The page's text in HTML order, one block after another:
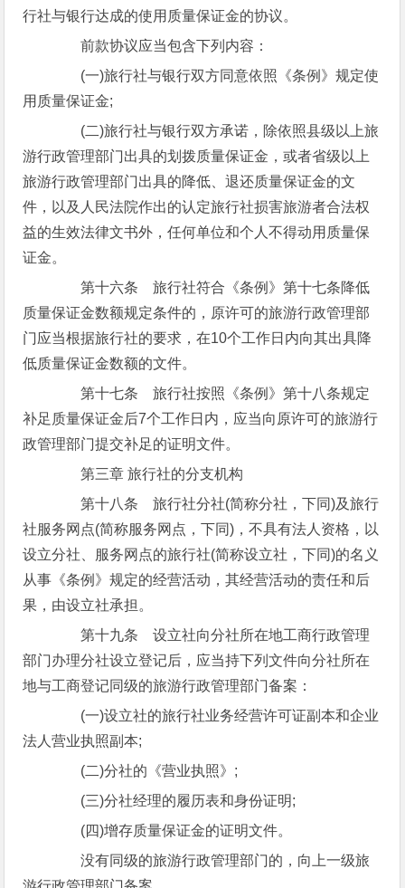
行社与银行达成的使用质量保证金的协议。
前款协议应当包含下列内容：
(一)旅行社与银行双方同意依照《条例》规定使
用质量保证金;
(二)旅行社与银行双方承诺，除依照县级以上旅
游行政管理部门出具的划拨质量保证金，或者省级以上
旅游行政管理部门出具的降低、退还质量保证金的文
件，以及人民法院作出的认定旅行社损害旅游者合法权
益的生效法律文书外，任何单位和个人不得动用质量保
证金。
第十六条 旅行社符合《条例》第十七条降低
质量保证金数额规定条件的，原许可的旅游行政管理部
门应当根据旅行社的要求，在10个工作日内向其出具降
低质量保证金数额的文件。
第十七条 旅行社按照《条例》第十八条规定
补足质量保证金后7个工作日内，应当向原许可的旅游行
政管理部门提交补足的证明文件。
第三章 旅行社的分支机构
第十八条 旅行社分社(简称分社，下同)及旅行
社服务网点(简称服务网点，下同)，不具有法人资格，以
设立分社、服务网点的旅行社(简称设立社，下同)的名义
从事《条例》规定的经营活动，其经营活动的责任和后
果，由设立社承担。
第十九条 设立社向分社所在地工商行政管理
部门办理分社设立登记后，应当持下列文件向分社所在
地与工商登记同级的旅游行政管理部门备案：
(一)设立社的旅行社业务经营许可证副本和企业
法人营业执照副本;
(二)分社的《营业执照》;
(三)分社经理的履历表和身份证明;
(四)增存质量保证金的证明文件。
没有同级的旅游行政管理部门的，向上一级旅